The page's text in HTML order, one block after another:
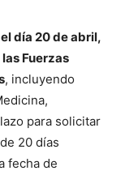
día 20 de abril,
Fuerzas
, incluyendo
para solicitar
20 días
fecha de